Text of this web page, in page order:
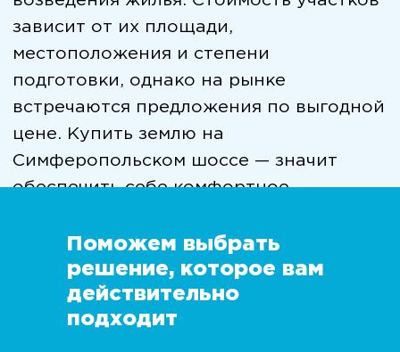
Поможем выбрать
решение, которое вам
действительно
подходит